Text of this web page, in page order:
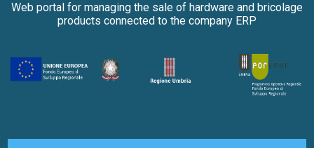
Web portal for managing the sale of hardware and bricolage
products connected to the company ERP